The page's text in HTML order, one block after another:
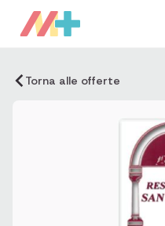
Torna alle offerte